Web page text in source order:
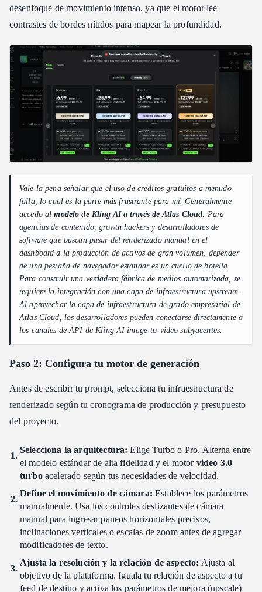
desenfoque de movimiento intenso, ya que el motor lee
contrastes de bordes nítidos para mapear la profundidad.
Vale la pena señalar que el uso de créditos gratuitos a menudo
falla, lo cual es la parte más frustrante para mí. Generalmente
accedo almodelo de Kling AI a través de Atlas Cloud. Para
agencias de contenido, growth hackers y desarrolladores de
software que buscan pasar del renderizado manual en el
dashboard a la producción de activos de gran volumen, depender
de una pestaña de navegador estándar es un cuello de botella.
Para construir una verdadera fábrica de medios automatizada, se
requiere la integración con una capa de infraestructura upstream.
Al aprovechar la capa de infraestructura de grado empresarial de
Atlas Cloud, los desarrolladores pueden conectarse directamente a
los canales de API de Kling AI image-to-video subyacentes.
Paso 2: Configura tu motor de generación
Antes de escribir tu prompt, selecciona tu infraestructura de
renderizado según tu cronograma de producción y presupuesto
del proyecto.
Selecciona la arquitectura: Elige Turbo o Pro. Alterna entre
el modelo estándar de alta fidelidad y el motor video 3.0
turboacelerado según tus necesidades de velocidad.
Define el movimiento de cámara: Establece los parámetros
manualmente. Usa los controles deslizantes de cámara
manual para ingresar paneos horizontales precisos,
inclinaciones verticales o escalas de zoom antes de agregar
modificadores de texto.
Ajusta la resolución y la relación de aspecto: Ajusta al
objetivo de la plataforma. Iguala tu relación de aspecto a tu
feed de destino y activa los parámetros de mejora (upscale)